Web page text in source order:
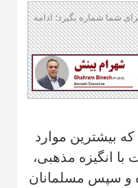
شما شماره بگیرد؛ ادامه
بیشترین موارد
با انگیزه مذهبی،
و سپس مسلمانان